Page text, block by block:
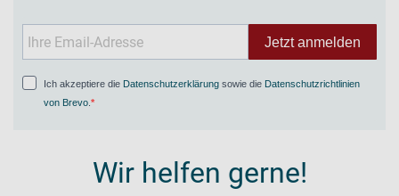
Jetzt anmelden
Ich akzeptiere die Datenschutzerklärung sowie die Datenschutzrichtlinien
von Brevo
Wir helfen gerne!